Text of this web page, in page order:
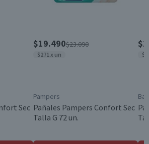
Sec
$19.490$23.090
$271 x un
Pampers
Pañales Pampers Confort Sec
Talla G 72 un.